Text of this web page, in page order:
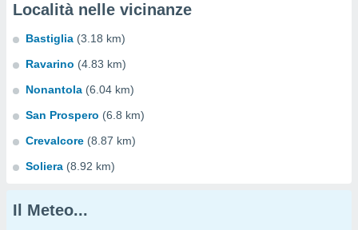
Località nelle vicinanze
Bastiglia (3.18 km)
Ravarino (4.83 km)
Nonantola (6.04 km)
San Prospero (6.8 km)
Crevalcore (8.87 km)
Soliera (8.92 km)
Il Meteo...